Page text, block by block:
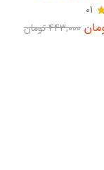
01
443,000تومان